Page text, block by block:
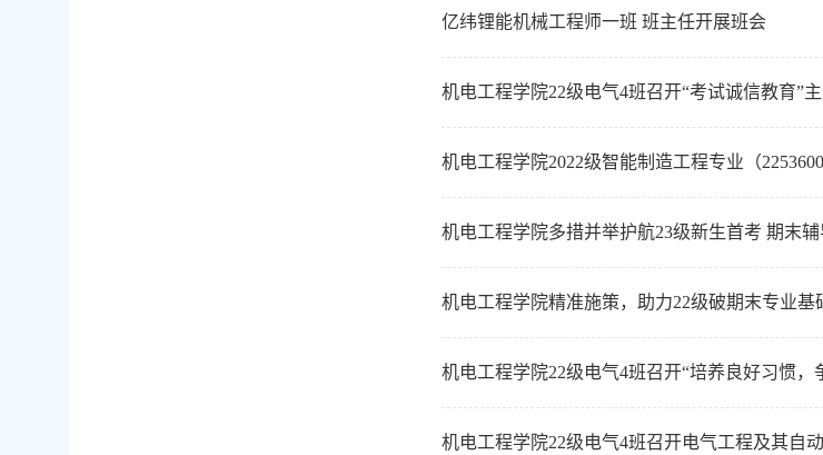
亿纬锂能机械工程师一班 班主任开展班会
机电工程学院22级电气4班召开“考试诚信教育”
机电工程学院2022级智能制造工程专业（
机电工程学院多措并举护航23级新生首考 期末
机电工程学院精准施策，助力22级破期末专业基
机电工程学院22级电气4班召开“培养良好习惯，
机电工程学院22级电气4班召开电气工程及其自